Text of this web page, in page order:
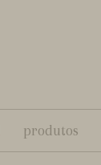
produtos